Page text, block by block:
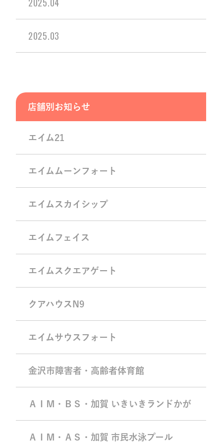
2025.03
店舗別お知らせ
エイム21
エイムムーンフォート
エイムスカイシップ
エイムフェイス
エイムスクエアゲート
クアハウスN9
エイムサウスフォート
金沢市障害者・高齢者体育館
ＡＩＭ・ＢＳ・加賀 いきいきランドかが
ＡＩＭ・ＡＳ・加賀 市民水泳プール